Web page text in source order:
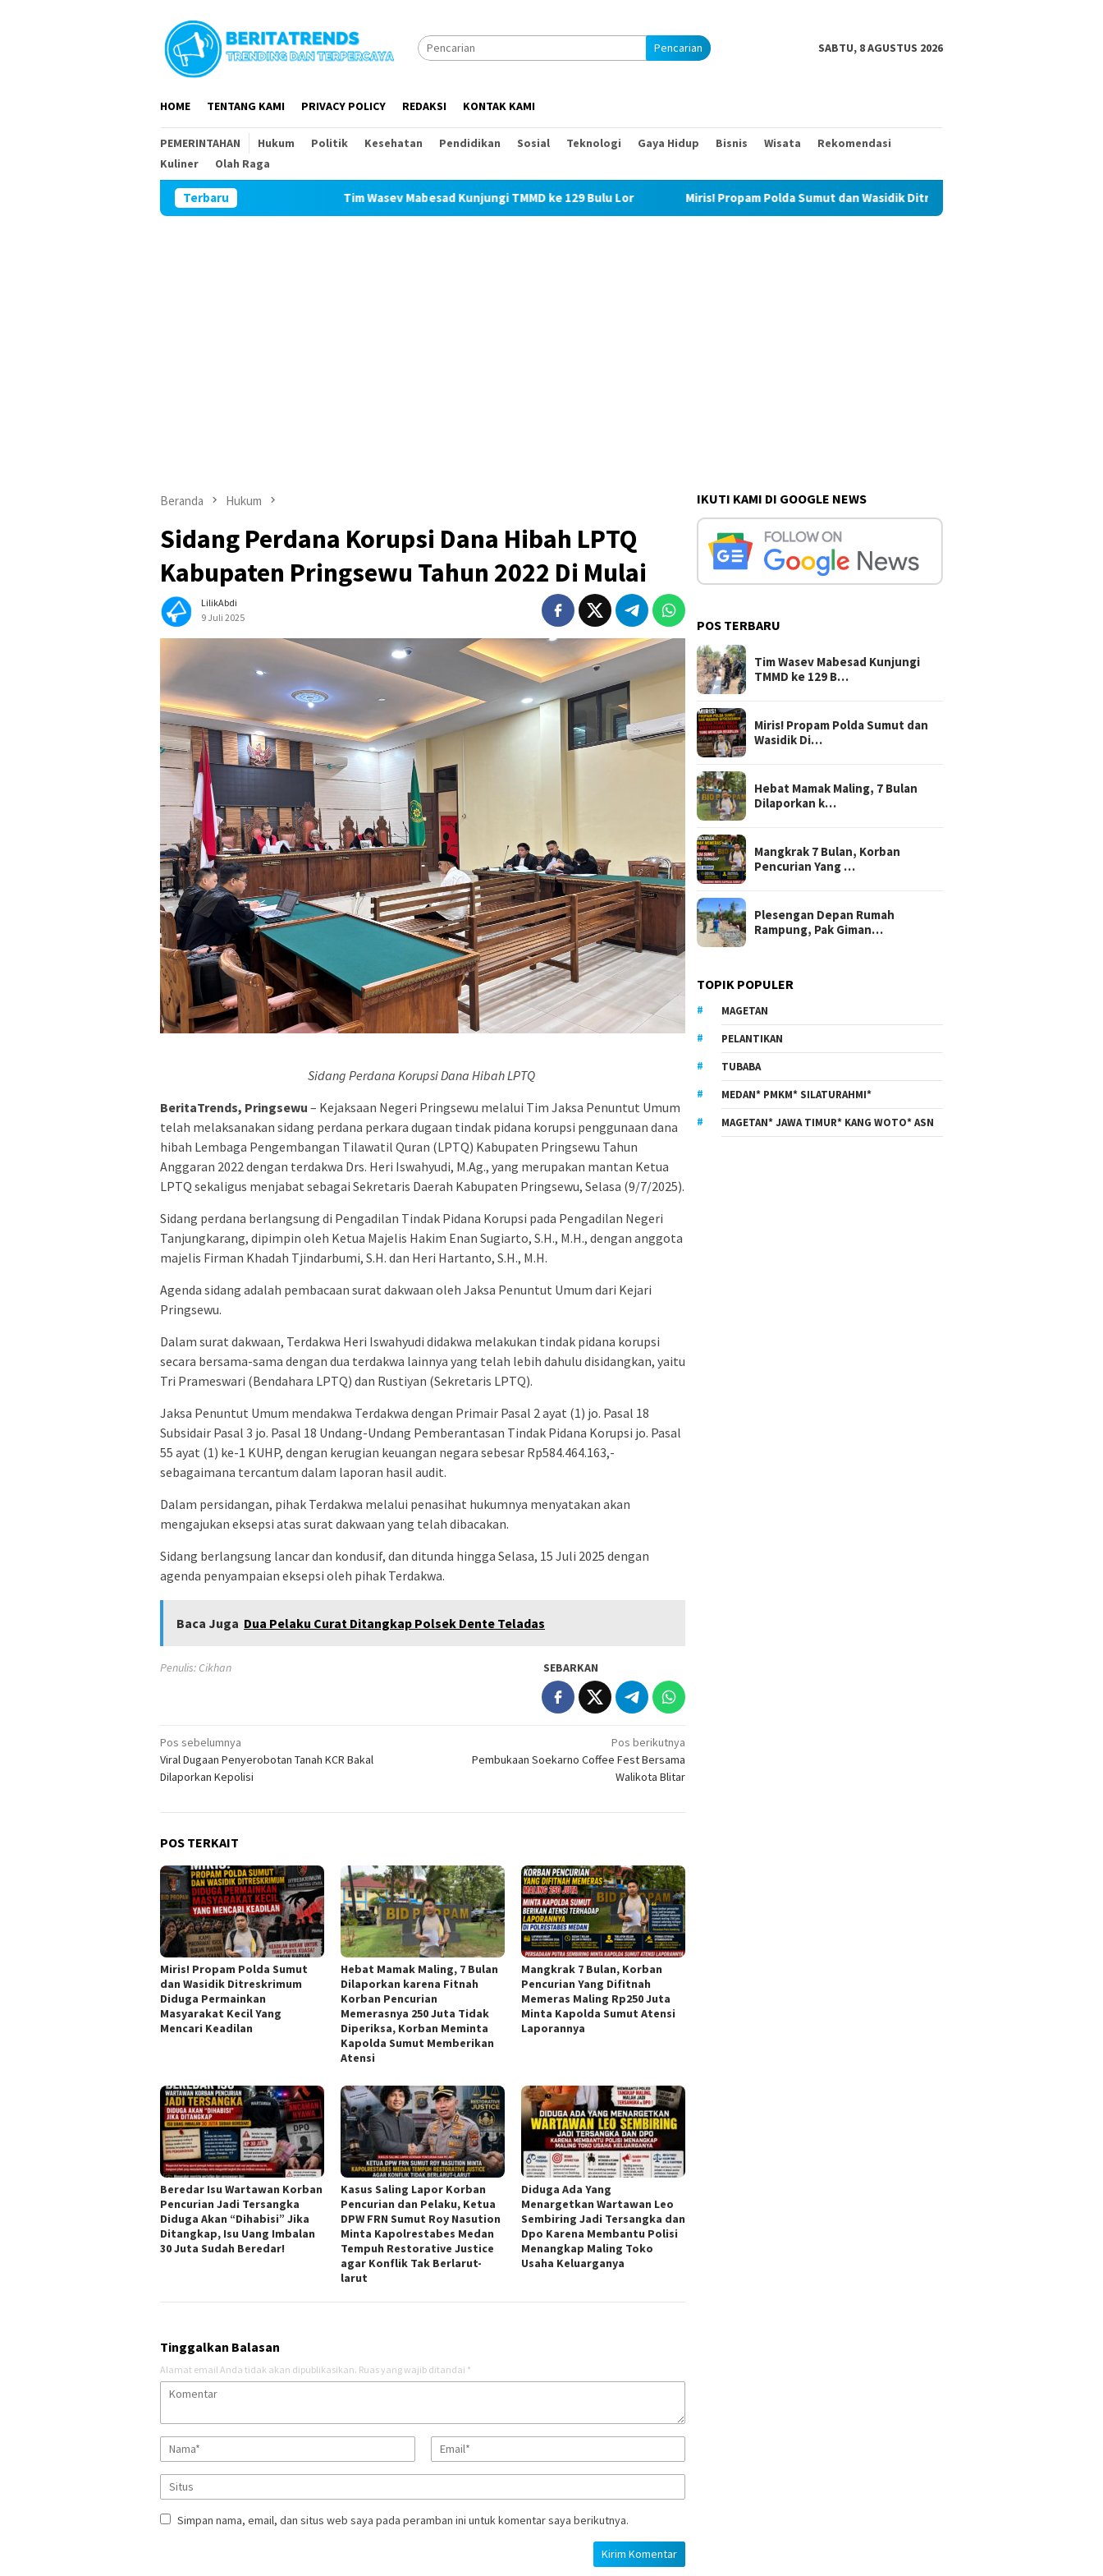
Pencarian SABTU, 8 AGUSTUS 2026
HOME TENTANG KAMI PRIVACY POLICY REDAKSI KONTAK KAMI
PEMERINTAHAN Hukum Politik Kesehatan Pendidikan Sosial Teknologi Gaya Hidup Bisnis Wisata
Rekomendasi
Kuliner
Olah Raga
Terbaru Tim Wasev Mabesad Kunjungi TMMD ke 129 Bulu Lor Miris! Propam Polda Sumut dan Wasidik Ditreskrimum Diduga Permainkan Masyarakat
Beranda Hukum
Sidang Perdana Korupsi Dana Hibah LPTQ
Kabupaten Pringsewu Tahun 2022 Di Mulai
LilikAbdi
9 Juli 2025
Sidang Perdana Korupsi Dana Hibah LPTQ
BeritaTrends, Pringsewu – Kejaksaan Negeri Pringsewu melalui Tim Jaksa Penuntut Umum
telah melaksanakan sidang perdana perkara dugaan tindak pidana korupsi penggunaan dana
hibah Lembaga Pengembangan Tilawatil Quran (LPTQ) Kabupaten Pringsewu Tahun
Anggaran 2022 dengan terdakwa Drs. Heri Iswahyudi, M.Ag., yang merupakan mantan Ketua
LPTQ sekaligus menjabat sebagai Sekretaris Daerah Kabupaten Pringsewu, Selasa (9/7/2025).
Sidang perdana berlangsung di Pengadilan Tindak Pidana Korupsi pada Pengadilan Negeri
Tanjungkarang, dipimpin oleh Ketua Majelis Hakim Enan Sugiarto, S.H., M.H., dengan anggota
majelis Firman Khadah Tjindarbumi, S.H. dan Heri Hartanto, S.H., M.H.
Agenda sidang adalah pembacaan surat dakwaan oleh Jaksa Penuntut Umum dari Kejari
Pringsewu.
Dalam surat dakwaan, Terdakwa Heri Iswahyudi didakwa melakukan tindak pidana korupsi
secara bersama-sama dengan dua terdakwa lainnya yang telah lebih dahulu disidangkan, yaitu
Tri Prameswari (Bendahara LPTQ) dan Rustiyan (Sekretaris LPTQ).
Jaksa Penuntut Umum mendakwa Terdakwa dengan Primair Pasal 2 ayat (1) jo. Pasal 18
Subsidair Pasal 3 jo. Pasal 18 Undang-Undang Pemberantasan Tindak Pidana Korupsi jo. Pasal
55 ayat (1) ke-1 KUHP, dengan kerugian keuangan negara sebesar Rp584.464.163,-
sebagaimana tercantum dalam laporan hasil audit.
Dalam persidangan, pihak Terdakwa melalui penasihat hukumnya menyatakan akan
mengajukan eksepsi atas surat dakwaan yang telah dibacakan.
Sidang berlangsung lancar dan kondusif, dan ditunda hingga Selasa, 15 Juli 2025 dengan
agenda penyampaian eksepsi oleh pihak Terdakwa.
Baca Juga Dua Pelaku Curat Ditangkap Polsek Dente Teladas
Penulis: Cikhan SEBARKAN
Navigasi
pos
Pos sebelumnya
Viral Dugaan Penyerobotan Tanah KCR Bakal
Dilaporkan Kepolisi
Pos berikutnya
Pembukaan Soekarno Coffee Fest Bersama
Walikota Blitar
POS TERKAIT
Miris! Propam Polda Sumut
dan Wasidik Ditreskrimum
Diduga Permainkan
Masyarakat Kecil Yang
Mencari Keadilan
Hebat Mamak Maling, 7 Bulan
Dilaporkan karena Fitnah
Korban Pencurian
Memerasnya 250 Juta Tidak
Diperiksa, Korban Meminta
Kapolda Sumut Memberikan
Atensi
Mangkrak 7 Bulan, Korban
Pencurian Yang Difitnah
Memeras Maling Rp250 Juta
Minta Kapolda Sumut Atensi
Laporannya
Beredar Isu Wartawan Korban
Pencurian Jadi Tersangka
Diduga Akan “Dihabisi” Jika
Ditangkap, Isu Uang Imbalan
30 Juta Sudah Beredar!
Kasus Saling Lapor Korban
Pencurian dan Pelaku, Ketua
DPW FRN Sumut Roy Nasution
Minta Kapolrestabes Medan
Tempuh Restorative Justice
agar Konflik Tak Berlarut-
larut
Diduga Ada Yang
Menargetkan Wartawan Leo
Sembiring Jadi Tersangka dan
Dpo Karena Membantu Polisi
Menangkap Maling Toko
Usaha Keluarganya
Tinggalkan Balasan
Alamat email Anda tidak akan dipublikasikan. Ruas yang wajib ditandai *
Simpan nama, email, dan situs web saya pada peramban ini untuk komentar saya berikutnya.
IKUTI KAMI DI GOOGLE NEWS
POS TERBARU
Tim Wasev Mabesad Kunjungi
TMMD ke 129 B…
Miris! Propam Polda Sumut dan
Wasidik Di…
Hebat Mamak Maling, 7 Bulan
Dilaporkan k…
Mangkrak 7 Bulan, Korban
Pencurian Yang …
Plesengan Depan Rumah
Rampung, Pak Giman…
TOPIK POPULER
MAGETAN
PELANTIKAN
TUBABA
MEDAN* PMKM* SILATURAHMI*
MAGETAN* JAWA TIMUR* KANG WOTO* ASN